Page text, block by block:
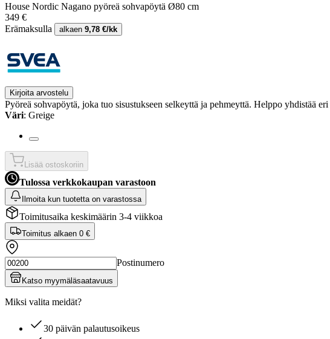
House Nordic Nagano pyöreä sohvapöytä Ø80 cm
349 €
Erämaksulla
alkaen 9,78 €/kk
Kirjoita arvostelu
Pyöreä sohvapöytä, joka tuo sisustukseen selkeyttä ja pehmeyttä. Helppo yhdistää
Väri: Greige
Lisää ostoskoriin
Tulossa verkkokaupan varastoon
Ilmoita kun tuotetta on varastossa
Toimitusaika keskimäärin 3-4 viikkoa
Toimitus alkaen 0 €
Postinumero
Katso myymäläsaatavuus
Miksi valita meidät?
30 päivän palautusoikeus